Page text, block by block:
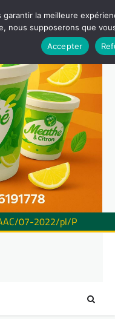
07-2022/pl/P
la meilleure
nous supposerons que
Accepter